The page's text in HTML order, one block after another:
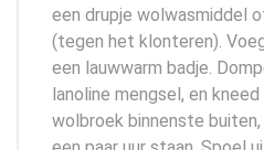
een drupje wolwasmiddel
(tegen het klonteren).
een lauwwarm badje.
lanoline mengsel, en
wolbroek binnenste